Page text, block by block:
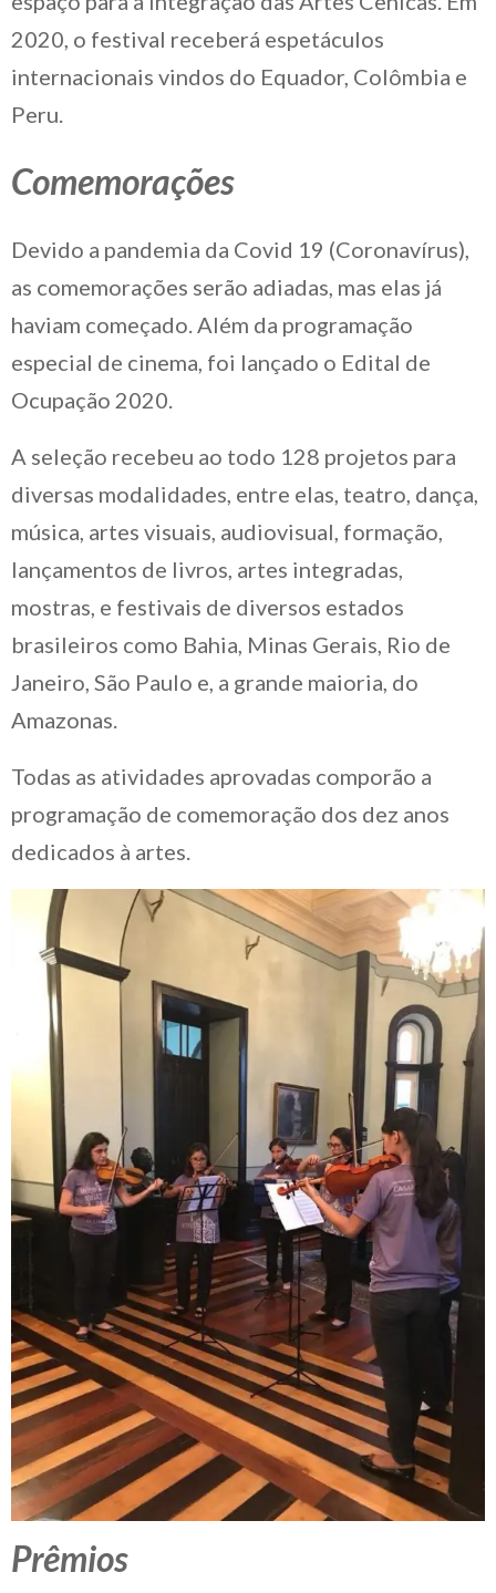
2020, o festival receberá espetáculos
internacionais vindos do Equador, Colômbia e
Peru.
Comemorações
Devido a pandemia da Covid 19 (Coronavírus),
as comemorações serão adiadas, mas elas já
haviam começado. Além da programação
especial de cinema, foi lançado o Edital de
Ocupação 2020.
A seleção recebeu ao todo 128 projetos para
diversas modalidades, entre elas, teatro, dança,
música, artes visuais, audiovisual, formação,
lançamentos de livros, artes integradas,
mostras, e festivais de diversos estados
brasileiros como Bahia, Minas Gerais, Rio de
Janeiro, São Paulo e, a grande maioria, do
Amazonas.
Todas as atividades aprovadas comporão a
programação de comemoração dos dez anos
dedicados à artes.
Prêmios